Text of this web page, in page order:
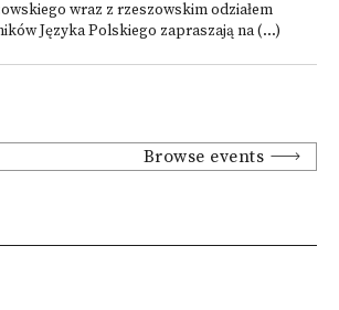
wraz z rzeszowskim odziałem
Języka Polskiego zapraszają na (...)
Browse events